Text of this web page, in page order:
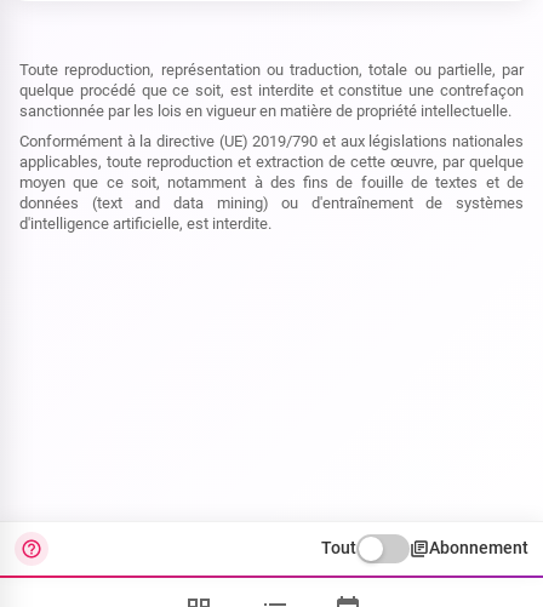
Toute reproduction, représentation ou traduction, totale ou partielle, par
quelque procédé que ce soit, est interdite et constitue une contrefaçon
sanctionnée par les lois en vigueur en matière de propriété intellectuelle.
Conformément à la directive (UE) 2019/790 et aux législations nationales
applicables, toute reproduction et extraction de cette œuvre, par quelque
moyen que ce soit, notamment à des fins de fouille de textes et de
données (text and data mining) ou d'entraînement de systèmes
d'intelligence artificielle, est interdite.
Tout Abonnement